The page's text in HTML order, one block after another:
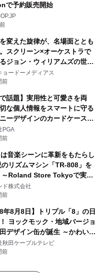
で予約販売開始
変えた旋律が、名場面ととも
スクリーン×オーケストラで
ジョン・ウィリアムズの世
ョン・ウィリアムズ：シネマ・
キュラー・コンサート 開催決
ョードーメディアス
前
で話題】実用性と可愛さを両
な個人情報をスマートに守る
ーデザインのカードケースを
PGAが8月7日発売
PGA
前
音楽シーンに革新をもたらし
リズムマシン「TR-808」を
～Roland Store Tokyoで実機
ての 記念キャンペーンを開
ジオ「NTS」の 特別プログ
ィストを フィーチャーしたアニ
ンを公開～
ド株式会社
前
8年8月8日】トリプル「8」の日
ヨックモック・地域バージョ
デザイン缶が誕生 ～かわいい
子犬と秋田の四季と名所を巡
ージ～ 9月1日(火)秋田県内で
秋田ケーブルテレビ
前